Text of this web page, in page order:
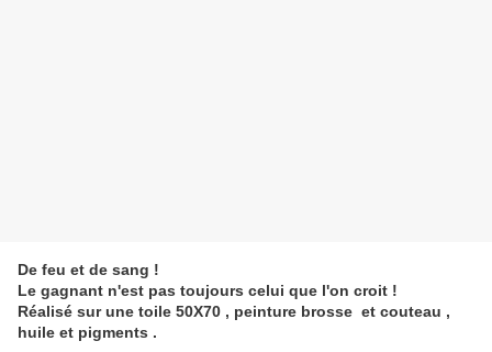
De feu et de sang !
Le gagnant n'est pas toujours celui que l'on croit !
Réalisé sur une toile 50X70 , peinture brosse et couteau ,
huile et pigments .